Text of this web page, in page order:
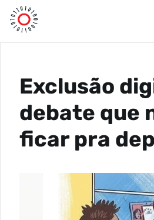
Exclusão
debate que
ficar pra